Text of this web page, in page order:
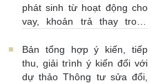
hợp đồng đang có hiệu lực,
bù trừ nghĩa vụ trường hợp
05/02/2026 | 10:00:00
phát sinh từ hoạt động cho
vay, khoản trả thay trong
chức tín dụng, chi nhánh
ngân hàng nước ngoài thay
thế Thông tư số
Bản tổng hợp ý kiến, tiếp
thu, giải trình ý kiến đối với
dự thảo Thông tư sửa đổi,